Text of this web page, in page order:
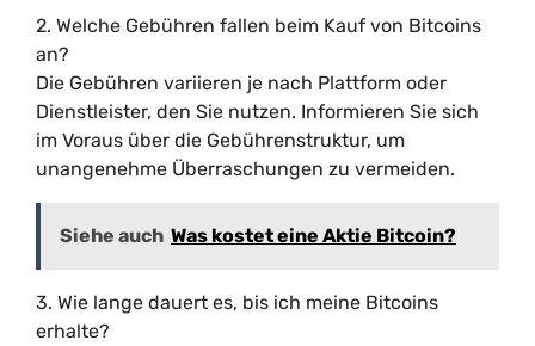
2. Welche Gebühren fallen beim Kauf von Bitcoins
an?
Die Gebühren variieren je nach Plattform oder
Dienstleister, den Sie nutzen. Informieren Sie sich
im Voraus über die Gebührenstruktur, um
unangenehme Überraschungen zu vermeiden.
Siehe auch Was kostet eine Aktie Bitcoin?
3. Wie lange dauert es, bis ich meine Bitcoins
erhalte?